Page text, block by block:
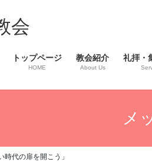
会
トップページ
HOME
教会紹介
About Us
礼拝・
メ
代の扉を開こう」